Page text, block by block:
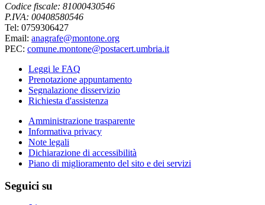
Codice fiscale: 81000430546
P.IVA: 00408580546
Tel: 0759306427
Email: anagrafe@montone.org
PEC: comune.montone@postacert.umbria.it
Leggi le FAQ
Prenotazione appuntamento
Segnalazione disservizio
Richiesta d'assistenza
Amministrazione trasparente
Informativa privacy
Note legali
Dichiarazione di accessibilità
Piano di miglioramento del sito e dei servizi
Seguici su